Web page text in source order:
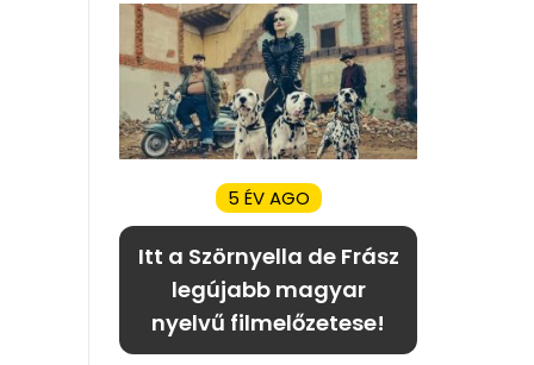
5 ÉV AGO
Itt a Szörnyella de Frász
legújabb magyar
nyelvű filmelőzetese!